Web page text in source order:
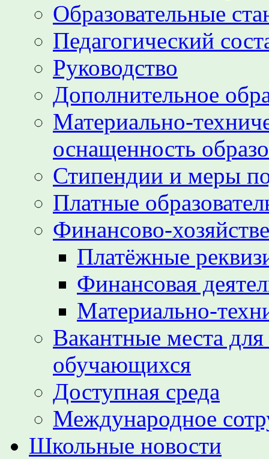
Образовательные
Педагогический
Руководство
Дополнительное
Материально-
оснащенность
Стипендии и меры
Платные
Финансово-
Платёжные
Финансовая
Материально-
Вакантные места
обучающихся
Доступная среда
Международное
Школьные новости